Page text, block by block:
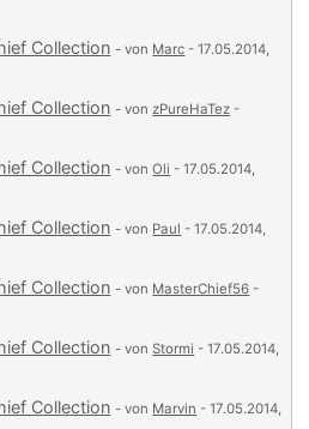
Collection - von Marc - 17.05.2014,
Collection - vonzPureHaTez -
Collection - vonOli - 17.05.2014,
Collection - von Paul - 17.05.2014,
Collection - von MasterChief56 -
Collection - vonStormi - 17.05.2014,
Collection - von Marvin - 17.05.2014,